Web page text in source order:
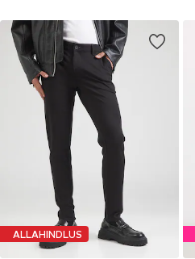
ALLAHINDLUS